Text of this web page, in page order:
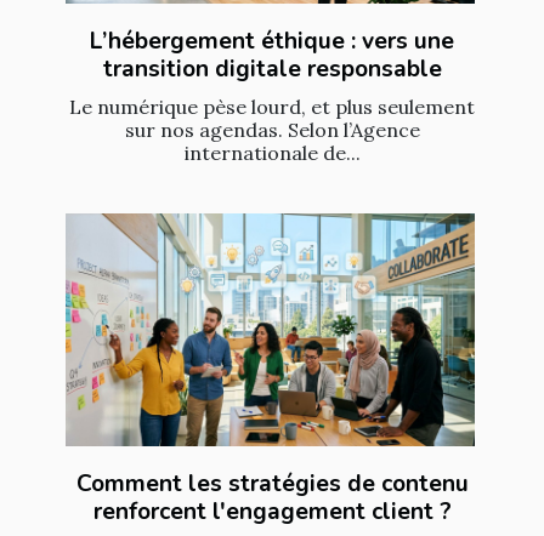
L’hébergement éthique : vers une
transition digitale responsable
Le numérique pèse lourd, et plus seulement
sur nos agendas. Selon l’Agence
internationale de...
Comment les stratégies de contenu
renforcent l'engagement client ?